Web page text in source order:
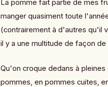
La pomme fait partie de mes
manger quasiment toute
(contrairement à d'autres qu'il
il y a une multitude de façon de
Qu'on croque dedans à
pommes, en pommes cuites,